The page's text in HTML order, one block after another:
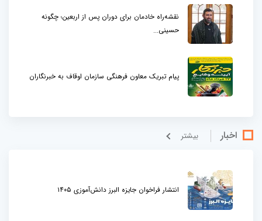
نقشه‌راه خادمان برای دوران پس از اربعین؛ چگونه
حسینی...
پیام تبریک معاون فرهنگی سازمان اوقاف به خبرنگاران
اخبار بيشتر
انتشار فراخوان جایزه البرز دانش‌آموزی ۱۴۰۵